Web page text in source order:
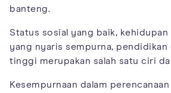
banteng.
Status sosial yang baik, kehidupan
yang nyaris sempurna, pendidikan
tinggi merupakan salah satu ciri
Kesempurnaan dalam